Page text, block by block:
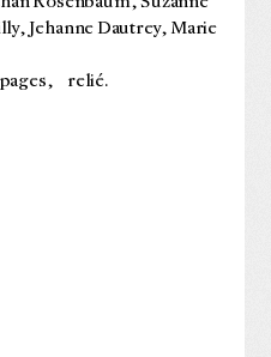
Jehanne Dautrey, Marie
pages, relié.